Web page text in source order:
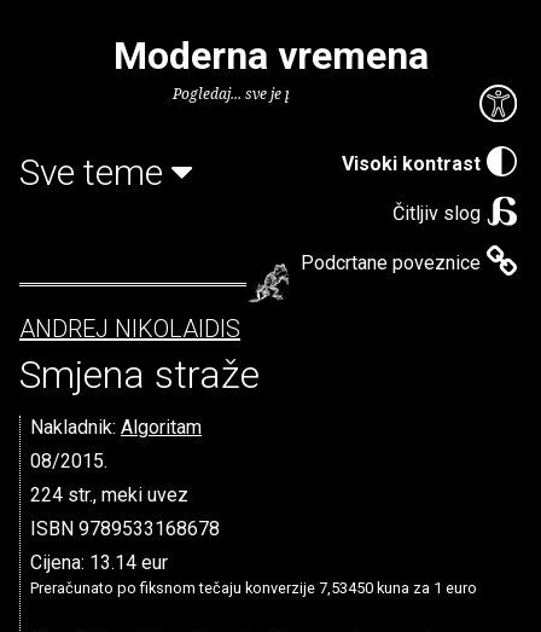
Visoki kontrast
Čitljiv slog
Podcrtane poveznice
Moderna vremena
Pogledaj... sve je puno knjiga.
Sve teme
ANDREJ NIKOLAIDIS
Smjena straže
Nakladnik: Algoritam
08/2015.
224 str., meki uvez
ISBN 9789533168678
Cijena: 13.14 eur
Preračunato po fiksnom tečaju konverzije 7,53450 kuna za 1 euro